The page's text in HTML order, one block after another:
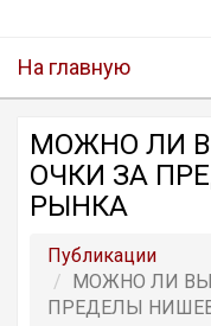
На главную
МОЖНО ЛИ
ОЧКИ ЗА
РЫНКА
Публикации
МОЖНО ЛИ
ПРЕДЕЛЫ